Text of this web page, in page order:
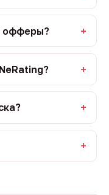
офферы?